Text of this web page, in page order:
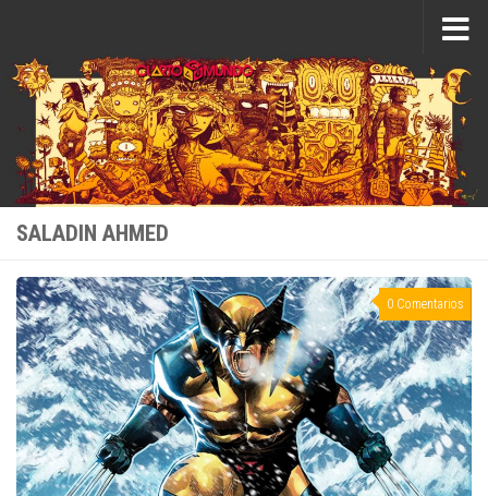
SALADIN AHMED
0 Comentarios